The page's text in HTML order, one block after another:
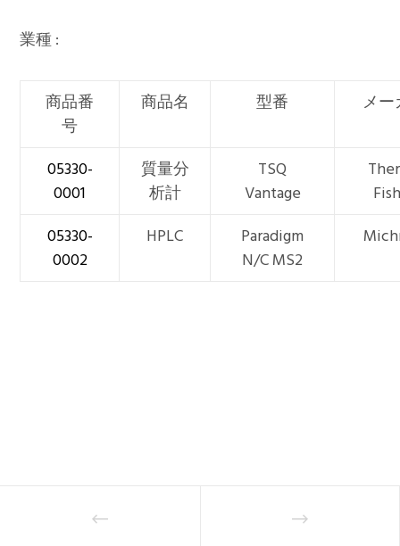
業種 :
商品番
号
商品名 型番 メ
05330-
0001
質量分
析計
TSQ
Vantage
05330-
0002
HPLC
Paradigm
N/C MS2